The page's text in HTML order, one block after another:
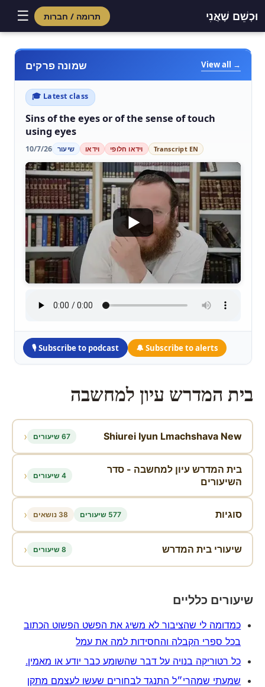
וּכְשֵׁם שֶׁאֲנִי תרומה / חברות ☰
שמונה פרקים View all →
🎓 Latest class
Sins of the eyes or of the sense of touch
using eyes
10/7/26 שיעור וידאו וידאו חלופי Transcript EN
🎙 Subscribe to podcast 🔔 Subscribe to alerts
בית המדרש עיון למחשבה
Shiurei Iyun Lmachshava New 67 שיעורים ‹
בית המדרש עיון למחשבה - סדר
השיעורים
4 שיעורים ‹
סוגיות 577 שיעורים 38 נושאים ‹
שיעורי בית המדרש 8 שיעורים ‹
שיעורים כלליים
כמדומה לי שהציבור לא משיג את הפשט הפשוט הכתוב
בכל ספרי הקבלה והחסידות למה את עמל
כל רטוריקה בנויה על דבר שהשומע כבר יודע או מאמין.
שמעתי שמהרי״ל התנגד לבחורים שעשו לעצמם מתקן